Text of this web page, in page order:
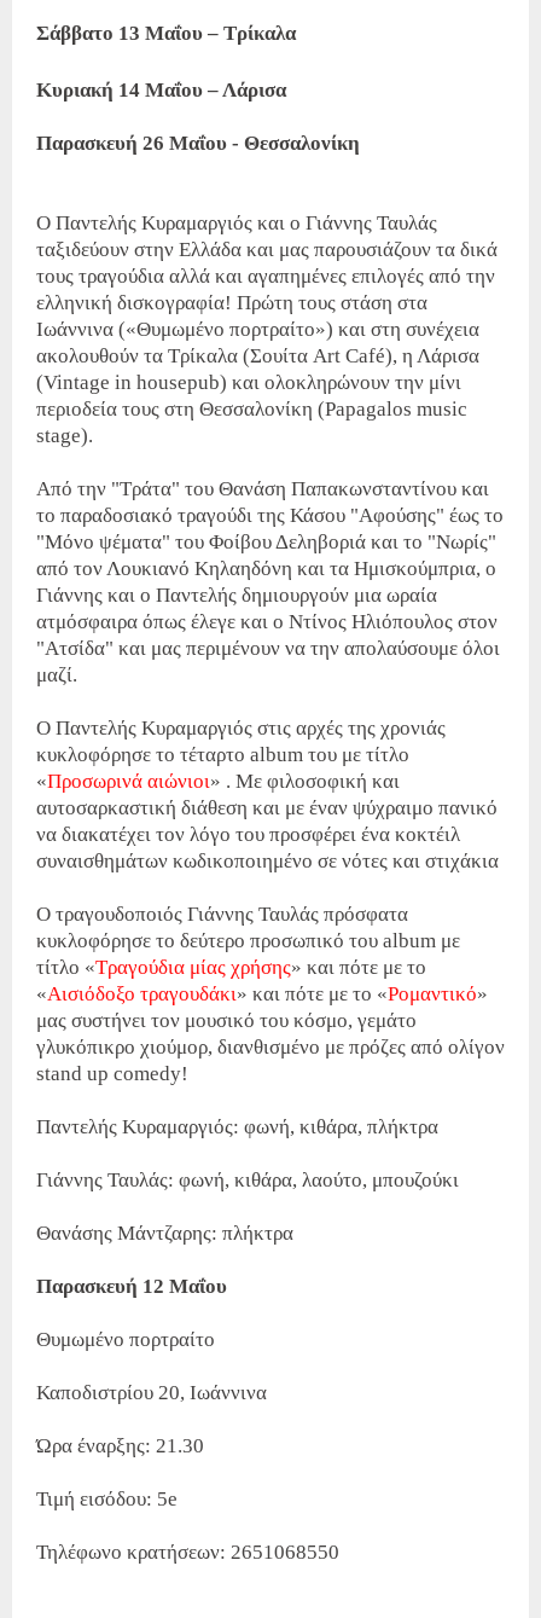
Σάββατο 13 Μαΐου – Τρίκαλα
Κυριακή 14 Μαΐου – Λάρισα
Παρασκευή 26 Μαΐου - Θεσσαλονίκη
Ο Παντελής Κυραμαργιός και ο Γιάννης Ταυλάς
ταξιδεύουν στην Ελλάδα και μας παρουσιάζουν τα δικά
τους τραγούδια αλλά και αγαπημένες επιλογές από την
ελληνική δισκογραφία! Πρώτη τους στάση στα
Ιωάννινα («Θυμωμένο πορτραίτο») και στη συνέχεια
ακολουθούν τα Τρίκαλα (Σουίτα Art Café), η Λάρισα
(Vintage in housepub) και ολοκληρώνουν την μίνι
περιοδεία τους στη Θεσσαλονίκη (Papagalos music
stage).
Από την "Τράτα" του Θανάση Παπακωνσταντίνου και
το παραδοσιακό τραγούδι της Κάσου "Αφούσης" έως το
"Μόνο ψέματα" του Φοίβου Δεληβοριά και το "Νωρίς"
από τον Λουκιανό Κηλαηδόνη και τα Ημισκούμπρια, ο
Γιάννης και ο Παντελής δημιουργούν μια ωραία
ατμόσφαιρα όπως έλεγε και ο Ντίνος Ηλιόπουλος στον
"Ατσίδα" και μας περιμένουν να την απολαύσουμε όλοι
μαζί.
O Παντελής Κυραμαργιός στις αρχές της χρονιάς
κυκλοφόρησε το τέταρτο album του με τίτλο
«Προσωρινά αιώνιοι» . Με φιλοσοφική και
αυτοσαρκαστική διάθεση και με έναν ψύχραιμο πανικό
να διακατέχει τον λόγο του προσφέρει ένα κοκτέιλ
συναισθημάτων κωδικοποιημένο σε νότες και στιχάκια
Ο τραγουδοποιός Γιάννης Ταυλάς πρόσφατα
κυκλοφόρησε το δεύτερο προσωπικό του album με
τίτλο «Τραγούδια μίας χρήσης» και πότε με το
«Αισιόδοξο τραγουδάκι» και πότε με το «Ρομαντικό»
μας συστήνει τον μουσικό του κόσμο, γεμάτο
γλυκόπικρο χιούμορ, διανθισμένο με πρόζες από ολίγον
stand up comedy!
Παντελής Κυραμαργιός: φωνή, κιθάρα, πλήκτρα
Γιάννης Ταυλάς: φωνή, κιθάρα, λαούτο, μπουζούκι
Θανάσης Μάντζαρης: πλήκτρα
Παρασκευή 12 Μαΐου
Θυμωμένο πορτραίτο
Καποδιστρίου 20, Ιωάννινα
Ώρα έναρξης: 21.30
Τιμή εισόδου: 5e
Τηλέφωνο κρατήσεων: 2651068550